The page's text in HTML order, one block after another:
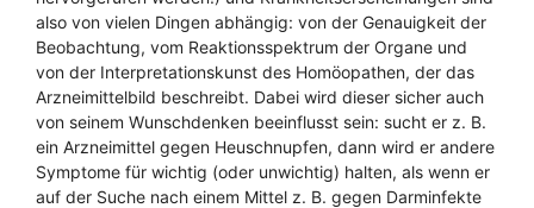
also von vielen Dingen abhängig: von der Genauigkeit der
Beobachtung, vom Reaktionsspektrum der Organe und
von der Interpretationskunst des Homöopathen, der das
Arzneimittelbild beschreibt. Dabei wird dieser sicher auch
von seinem Wunschdenken beeinflusst sein: sucht er z. B.
ein Arzneimittel gegen Heuschnupfen, dann wird er andere
Symptome für wichtig (oder unwichtig) halten, als wenn er
auf der Suche nach einem Mittel z. B. gegen Darminfekte